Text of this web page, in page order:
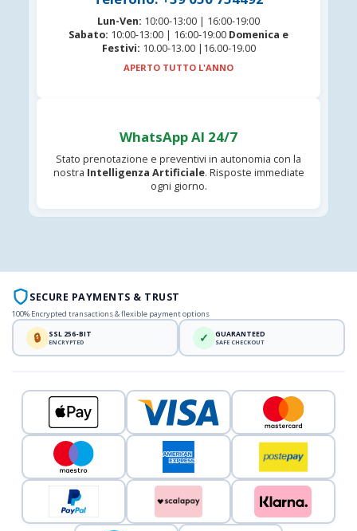
Lun-Ven: 10:00-13:00 | 16:00-19:00
Sabato: 10:00-13:00 | 16:00-19:00 Domenica e
Festivi: 10.00-13.00 |16.00-19.00
APERTO TUTTO L'ANNO
WhatsApp AI 24/7
Stato prenotazione e preventivi in autonomia con la
nostra Intelligenza Artificiale. Risposte immediate
ogni giorno.
SECURE PAYMENTS & TRUST
100% Encrypted transactions & flexible payment options
🔒 SSL 256-BIT
ENCRYPTED ✓ GUARANTEED
SAFE CHECKOUT